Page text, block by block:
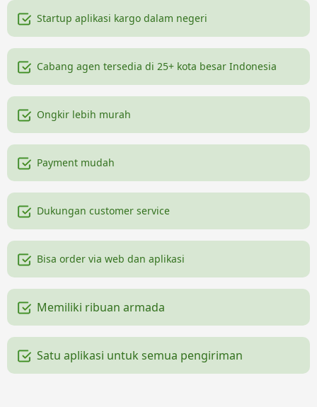
Startup aplikasi kargo dalam negeri
Cabang agen tersedia di 25+ kota besar Indonesia
Ongkir lebih murah
Payment mudah
Dukungan customer service
Bisa order via web dan aplikasi
Memiliki ribuan armada
Satu aplikasi untuk semua pengiriman